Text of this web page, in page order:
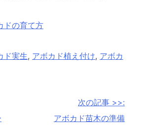
ドの育て方
ド実生, アボカド植え付け, アボカ
次の記事 >>:
アボカド苗木の準備